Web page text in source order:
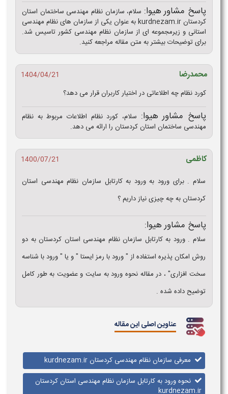
پاسخ مشاور هیوا: سلام، سازمان نظام مهندسی ساختمان استان
کردستان kurdnezam.ir به عنوان یکی از سازمان های نظام مهندسی
استانی و زیرمجموعه ای از سازمان نظام مهندسی کشور تاسیس شد.
برای توضیحات بیشتر به متن مقاله مراجعه کنید.
محمدرضا
1404/04/21
کورد نظام چه اطلاعاتی در اختیار کاربران قرار می‌ دهد؟
پاسخ مشاور هیوا: سلام، کورد نظام اطلاعات مربوط به نظام
مهندسی ساختمان استان کردستان را ارائه می‌ دهد.
کاظمی
1400/07/21
سلام . برای ورود به ورود به کارتابل سازمان نظام مهندسی استان
کردستان به چه چیزی نیاز داریم ؟
پاسخ مشاور هیوا:
سلام . ورود به کارتابل سازمان نظام مهندسی استان کردستان به دو
روش امکان پذیره استفاده از " ورود با رمز ایستا " و یا " ورود با شناسه
سخت افزاری" ، در مقاله نحوه ورود به سایت و عضویت به طور کامل
توضیح داده شده .
عناوین اصلی این مقاله
معرفی سازمان نظام مهندسی کردستان kurdnezam.ir
نحوه ورود به کارتابل سازمان نظام مهندسی استان کردستان
kurdnezam.ir